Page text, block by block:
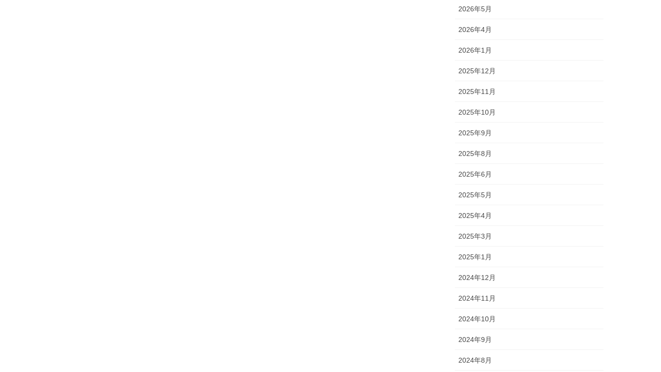
2026年5月
2026年4月
2026年1月
2025年12月
2025年11月
2025年10月
2025年9月
2025年8月
2025年6月
2025年5月
2025年4月
2025年3月
2025年1月
2024年12月
2024年11月
2024年10月
2024年9月
2024年8月